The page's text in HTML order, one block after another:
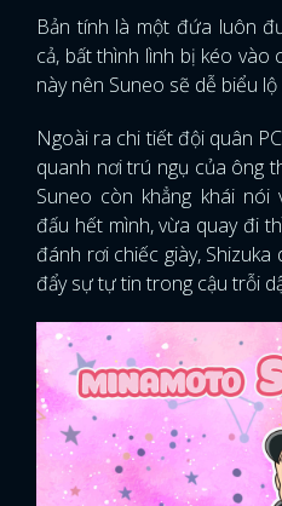
Bản tính là một đứa luôn
cả, bất thình lình bị kéo vào
này nên Suneo sẽ dễ biểu
Ngoài ra chi tiết đội quân
quanh nơi trú ngụ của ông
Suneo còn khẳng khái nói
đấu hết mình, vừa quay đi
đánh rơi chiếc giày,
đẩy sự tự tin trong cậu trỗi